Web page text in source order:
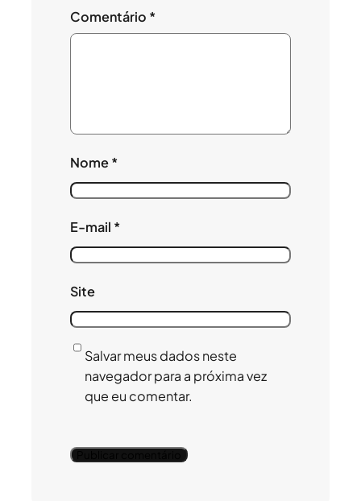
Comentário *
Nome*
E-mail *
Site
Salvar meus dados neste
navegador para a próxima vez
que eu comentar.